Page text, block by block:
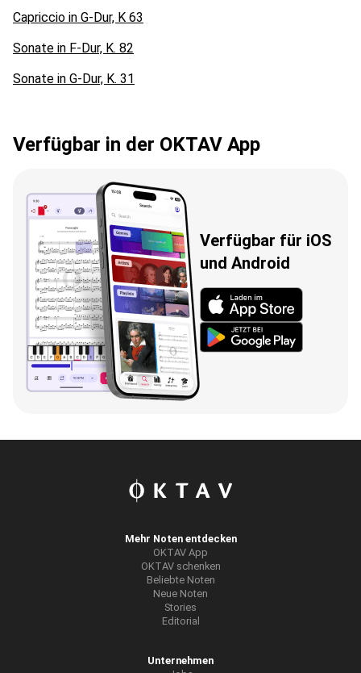
Capriccio in G-Dur, K 63
Sonate in F-Dur, K. 82
Sonate in G-Dur, K. 31
Verfügbar in der OKTAV App
Verfügbar für iOS
und Android
Mehr Noten entdecken
OKTAV App
OKTAV schenken
Beliebte Noten
Neue Noten
Stories
Editorial
Unternehmen